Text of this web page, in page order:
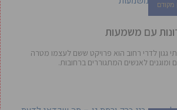
מקודם
עם משמעות
גגון לדרי רחוב הוא פרויקט ששם לעצמו מטרה
ומוגנים לאנשים המתגוררים ברחובות.